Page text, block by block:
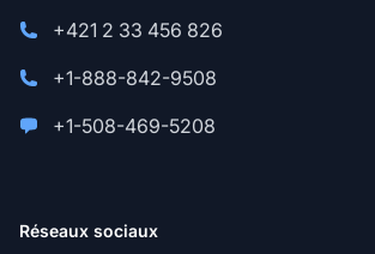
+421 2 33 456 826
+1-888-842-9508
+1-508-469-5208
Réseaux sociaux